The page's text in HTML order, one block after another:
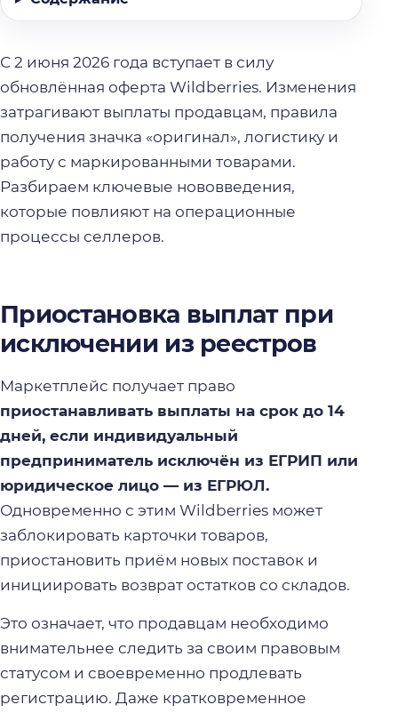
С 2 июня 2026 года вступает в силу
обновлённая оферта Wildberries. Изменения
затрагивают выплаты продавцам, правила
получения значка «оригинал», логистику и
работу с маркированными товарами.
Разбираем ключевые нововведения,
которые повлияют на операционные
процессы селлеров.
Приостановка выплат при
исключении из реестров
Маркетплейс получает право
приостанавливать выплаты на срок до 14
дней, если индивидуальный
предприниматель исключён из ЕГРИП или
юридическое лицо — из ЕГРЮЛ.
Одновременно с этим Wildberries может
заблокировать карточки товаров,
приостановить приём новых поставок и
инициировать возврат остатков со складов.
Это означает, что продавцам необходимо
внимательнее следить за своим правовым
статусом и своевременно продлевать
регистрацию. Даже кратковременное